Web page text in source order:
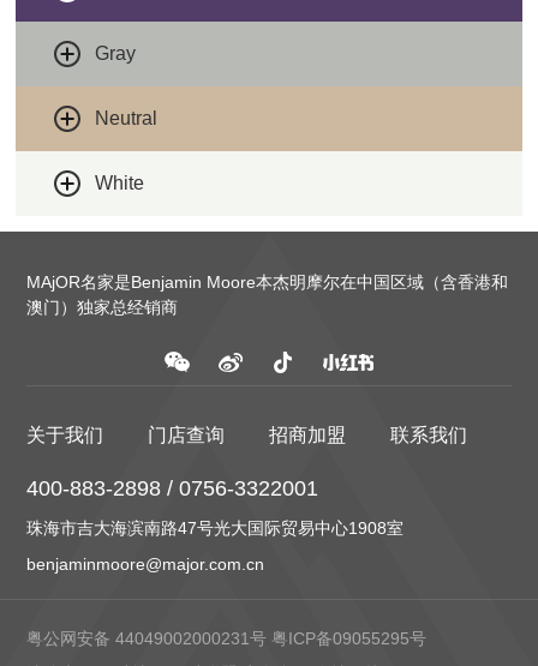
Gray
Neutral
White
MAjOR名家是Benjamin Moore本杰明摩尔在中国区域（含香港和
澳门）独家总经销商
关于我们 门店查询 招商加盟 联系我们
400-883-2898 / 0756-3322001
珠海市吉大海滨南路47号光大国际贸易中心1908室
benjaminmoore@major.com.cn
粤公网安备 44049002000231号 粤ICP备09055295号